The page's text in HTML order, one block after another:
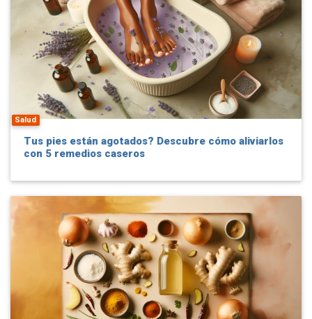
Salud
Tus pies están agotados? Descubre cómo aliviarlos
con 5 remedios caseros